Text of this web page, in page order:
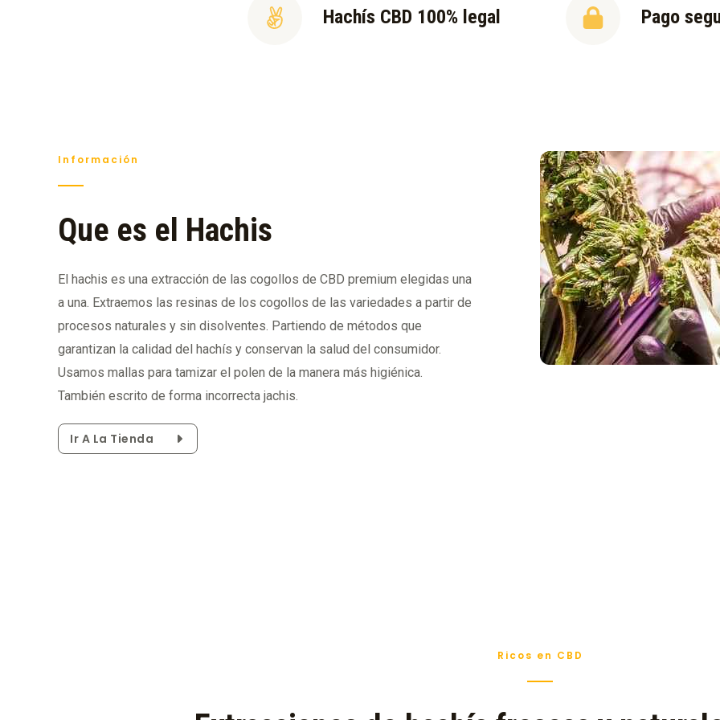
Hachís CBD 100% legal Pago
Información
Que es el Hachis
El hachis es una extracción de las cogollos de CBD premium elegidas una
a una. Extraemos las resinas de los cogollos de las variedades a partir de
procesos naturales y sin disolventes. Partiendo de métodos que
garantizan la calidad del hachís y conservan la salud del consumidor.
Usamos mallas para tamizar el polen de la manera más higiénica.
También escrito de forma incorrecta jachis.
Ir A La Tienda
Ricos en CBD